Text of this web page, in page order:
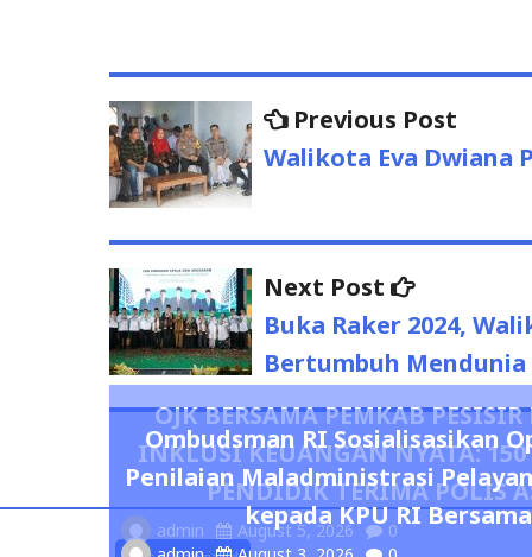
Post
navigation
Previous Post
post:
Walikota Eva Dwiana
Next Post
Next
post:
Buka Raker 2024,
Bertumbuh Mendunia
OJK BERSAMA PEMKAB
INKLUSI KEUANGAN NYATA:
PENDIDIK TERIMA POLIS
admin August 5, 2026 0
Ombudsman RI Sosialisasikan
Penilaian Maladministrasi
kepada KPU RI